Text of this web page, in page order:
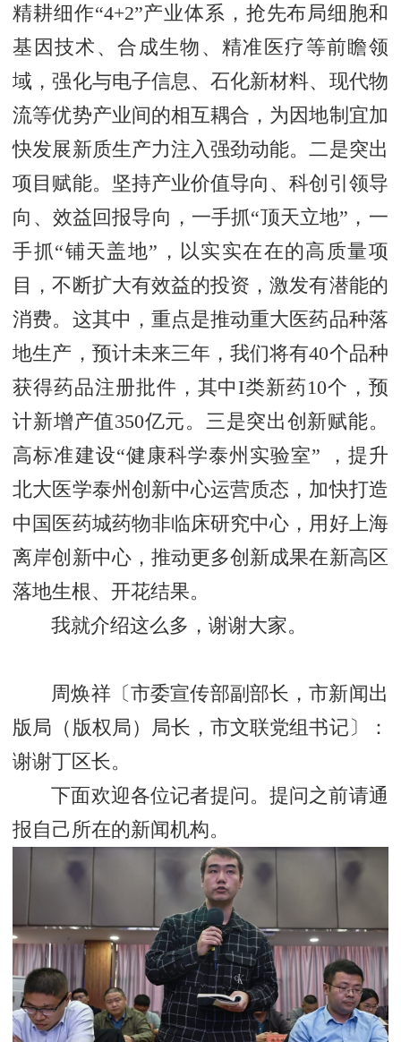
精耕细作“4+2”产业体系，抢先布局细胞和
基因技术、合成生物、精准医疗等前瞻领
域，强化与电子信息、石化新材料、现代物
流等优势产业间的相互耦合，为因地制宜加
快发展新质生产力注入强劲动能。二是突出
项目赋能。坚持产业价值导向、科创引领导
向、效益回报导向，一手抓“顶天立地”，一
手抓“铺天盖地”，以实实在在的高质量项
目，不断扩大有效益的投资，激发有潜能的
消费。这其中，重点是推动重大医药品种落
地生产，预计未来三年，我们将有40个品种
获得药品注册批件，其中I类新药10个，预
计新增产值350亿元。三是突出创新赋能。
高标准建设“健康科学泰州实验室” ，提升
北大医学泰州创新中心运营质态，加快打造
中国医药城药物非临床研究中心，用好上海
离岸创新中心，推动更多创新成果在新高区
落地生根、开花结果。
我就介绍这么多，谢谢大家。
周焕祥〔市委宣传部副部长，市新闻出
版局（版权局）局长，市文联党组书记〕
：
谢谢丁区长。
下面欢迎各位记者提问。提问之前请通
报自己所在的新闻机构。